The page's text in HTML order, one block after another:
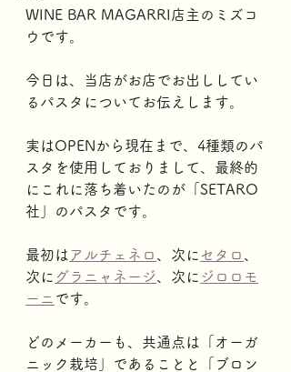
WINE BAR MAGARRI店主のミズコ
ウです。
今日は、当店がお店でお出ししてい
るパスタについてお伝えします。
実はOPENから現在まで、4種類のパ
スタを使用しておりまして、最終的
にこれに落ち着いたのが「SETARO
社」のパスタです。
最初は アルチェネロ 、次に セタロ
次に グラニャネージ 、次に ジロロモ
ーニ です。
どのメーカーも、共通点は「オーガ
ニック栽培」であることと「ブロン